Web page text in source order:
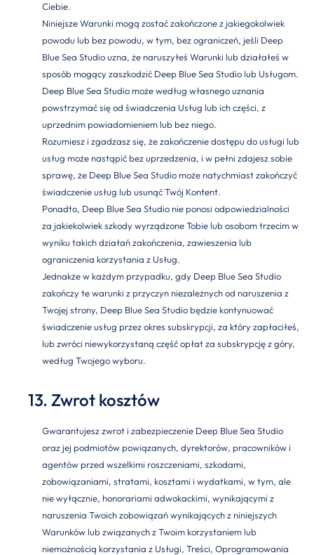
Ciebie.
Niniejsze Warunki mogą zostać zakończone z jakiegokolwiek
powodu lub bez powodu, w tym, bez ograniczeń, jeśli Deep
Blue Sea Studio uzna, że naruszyłeś Warunki lub działałeś w
sposób mogący zaszkodzić Deep Blue Sea Studio lub Usługom.
Deep Blue Sea Studio może według własnego uznania
powstrzymać się od świadczenia Usług lub ich części, z
uprzednim powiadomieniem lub bez niego.
Rozumiesz i zgadzasz się, że zakończenie dostępu do usługi lub
usług może nastąpić bez uprzedzenia, i w pełni zdajesz sobie
sprawę, że Deep Blue Sea Studio może natychmiast zakończyć
świadczenie usług lub usunąć Twój Kontent.
Ponadto, Deep Blue Sea Studio nie ponosi odpowiedzialności
za jakiekolwiek szkody wyrządzone Tobie lub osobom trzecim w
wyniku takich działań zakończenia, zawieszenia lub
ograniczenia korzystania z Usług.
Jednakże w każdym przypadku, gdy Deep Blue Sea Studio
zakończy te warunki z przyczyn niezależnych od naruszenia z
Twojej strony, Deep Blue Sea Studio będzie kontynuować
świadczenie usług przez okres subskrypcji, za który zapłaciłeś,
lub zwróci niewykorzystaną część opłat za subskrypcję z góry,
według Twojego wyboru.
13. Zwrot kosztów
Gwarantujesz zwrot i zabezpieczenie Deep Blue Sea Studio
oraz jej podmiotów powiązanych, dyrektorów, pracowników i
agentów przed wszelkimi roszczeniami, szkodami,
zobowiązaniami, stratami, kosztami i wydatkami, w tym, ale
nie wyłącznie, honorariami adwokackimi, wynikającymi z
naruszenia Twoich zobowiązań wynikających z niniejszych
Warunków lub związanych z Twoim korzystaniem lub
niemożnością korzystania z Usługi, Treści, Oprogramowania